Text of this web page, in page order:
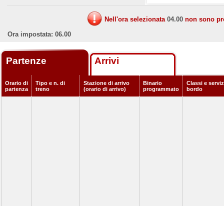
Nell'ora selezionata 04.00 non sono
Ora impostata: 06.00
Partenze Arrivi
Orario di
partenza
Tipo e n. di
treno
Stazione di arrivo
(orario di arrivo)
Binario
programmato
Classi e
bordo